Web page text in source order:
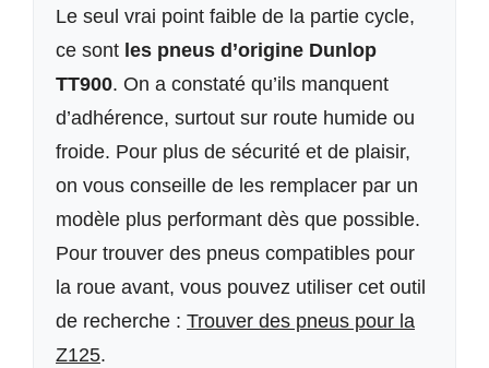
Le seul vrai point faible de la partie cycle,
ce sont les pneus d’origine Dunlop
TT900. On a constaté qu’ils manquent
d’adhérence, surtout sur route humide ou
froide. Pour plus de sécurité et de plaisir,
on vous conseille de les remplacer par un
modèle plus performant dès que possible.
Pour trouver des pneus compatibles pour
la roue avant, vous pouvez utiliser cet outil
de recherche : Trouver des pneus pour la
Z125.